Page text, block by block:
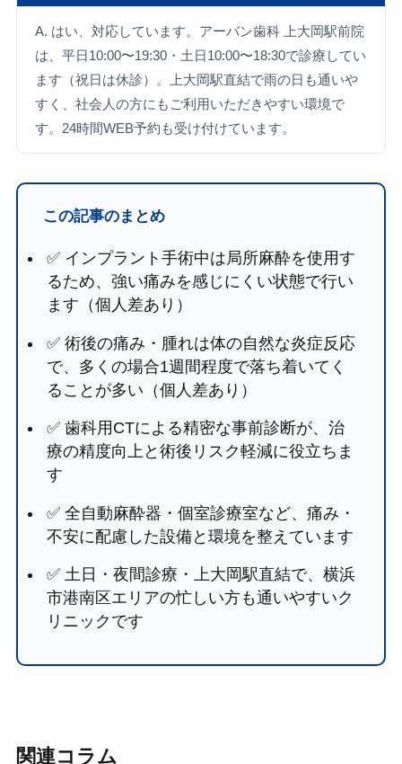
A. はい、対応しています。アーバン歯科 上大岡駅前院
は、平日10:00〜19:30・土日10:00〜18:30で診療してい
ます（祝日は休診）。上大岡駅直結で雨の日も通いや
すく、社会人の方にもご利用いただきやすい環境で
す。24時間WEB予約も受け付けています。
この記事のまとめ
✅ インプラント手術中は局所麻酔を使用す
るため、強い痛みを感じにくい状態で行い
ます（個人差あり）
✅ 術後の痛み・腫れは体の自然な炎症反応
で、多くの場合1週間程度で落ち着いてく
ることが多い（個人差あり）
✅ 歯科用CTによる精密な事前診断が、治
療の精度向上と術後リスク軽減に役立ちま
す
✅ 全自動麻酔器・個室診療室など、痛み・
不安に配慮した設備と環境を整えています
✅ 土日・夜間診療・上大岡駅直結で、横浜
市港南区エリアの忙しい方も通いやすいク
リニックです
関連コラム